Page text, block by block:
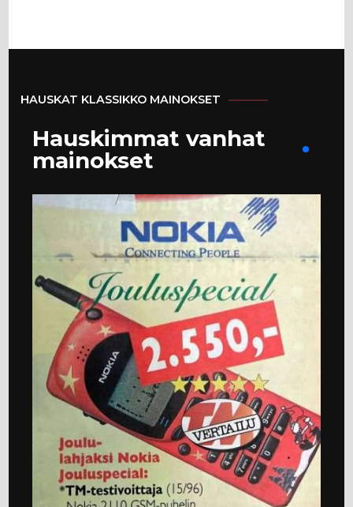
HAUSKAT KLASSIKKO MAINOKSET
Hauskimmat vanhat
mainokset